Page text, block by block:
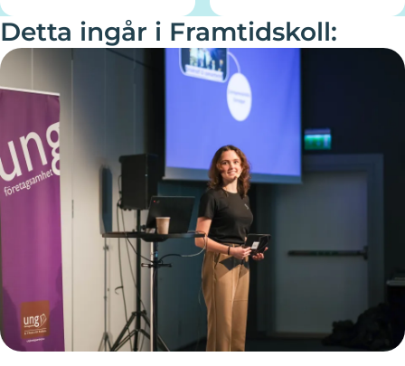
Detta ingår i Framtidskoll: